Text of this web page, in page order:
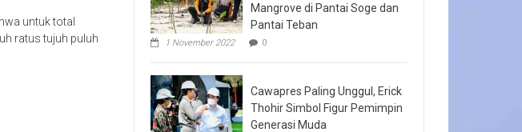
untuk total
ratus tujuh puluh
Mangrove di Pantai Soge dan
Pantai Teban
1 November 2022 0
Cawapres Paling Unggul, Erick
Thohir Simbol Figur Pemimpin
Generasi Muda